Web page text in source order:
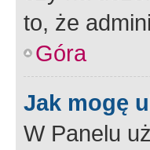
to, że
Góra
Jak mogę
W Panelu